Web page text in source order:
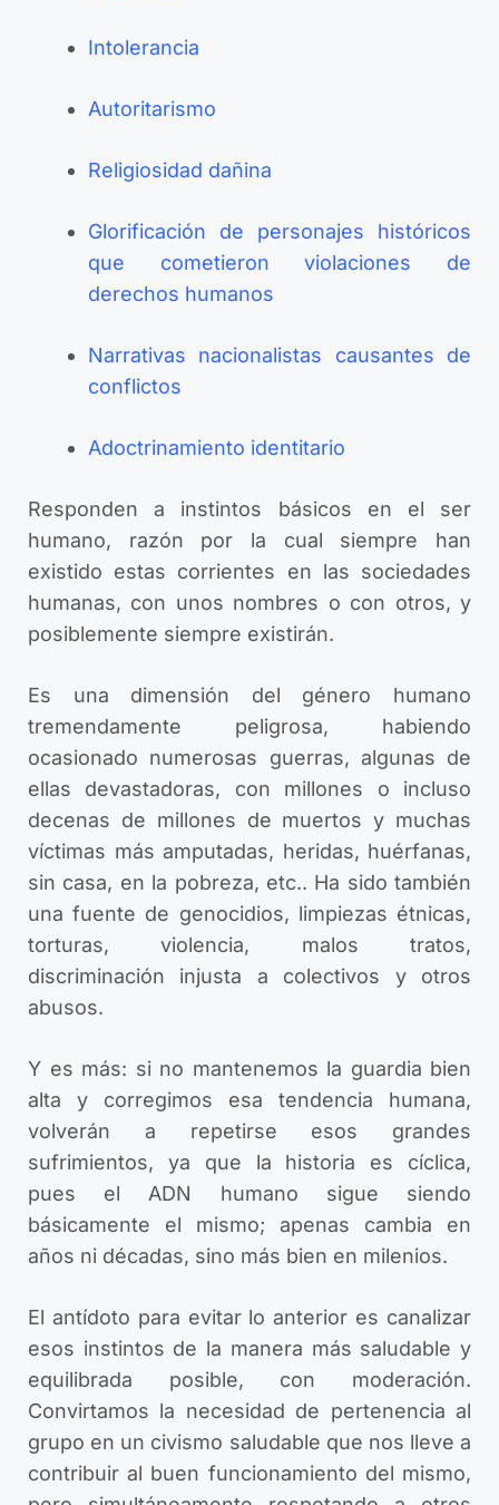
Intolerancia
Autoritarismo
Religiosidad dañina
Glorificación de personajes históricos
que cometieron violaciones de
derechos humanos
Narrativas nacionalistas causantes de
conflictos
Adoctrinamiento identitario
Responden a instintos básicos en el ser
humano, razón por la cual siempre han
existido estas corrientes en las sociedades
humanas, con unos nombres o con otros, y
posiblemente siempre existirán.
Es una dimensión del género humano
tremendamente peligrosa, habiendo
ocasionado numerosas guerras, algunas de
ellas devastadoras, con millones o incluso
decenas de millones de muertos y muchas
víctimas más amputadas, heridas, huérfanas,
sin casa, en la pobreza, etc.. Ha sido también
una fuente de genocidios, limpiezas étnicas,
torturas, violencia, malos tratos,
discriminación injusta a colectivos y otros
abusos.
Y es más: si no mantenemos la guardia bien
alta y corregimos esa tendencia humana,
volverán a repetirse esos grandes
sufrimientos, ya que la historia es cíclica,
pues el ADN humano sigue siendo
básicamente el mismo; apenas cambia en
años ni décadas, sino más bien en milenios.
El antídoto para evitar lo anterior es canalizar
esos instintos de la manera más saludable y
equilibrada posible, con moderación.
Convirtamos la necesidad de pertenencia al
grupo en un civismo saludable que nos lleve a
contribuir al buen funcionamiento del mismo,